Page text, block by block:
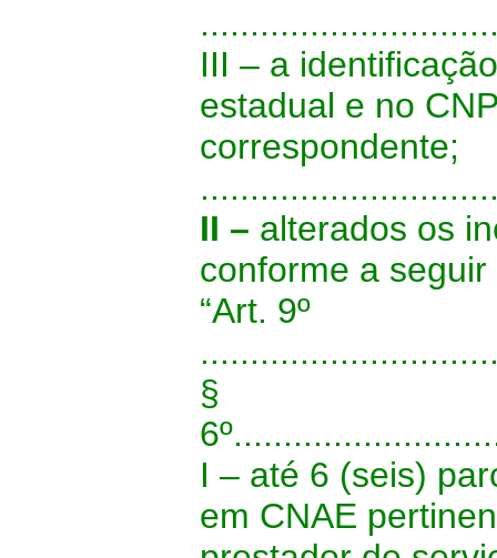
III – a
estadual e no
correspondente;
II – alterados os
conforme a
“Art. 9º
§
I – até 6 (seis)
em CNAE